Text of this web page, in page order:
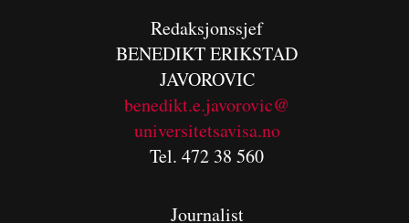
Redaksjonssjef
BENEDIKTERIKSTAD
JAVOROVIC
benedikt.e.javorovic@
universitetsavisa.no
Tel. 472 38 560
Journalist